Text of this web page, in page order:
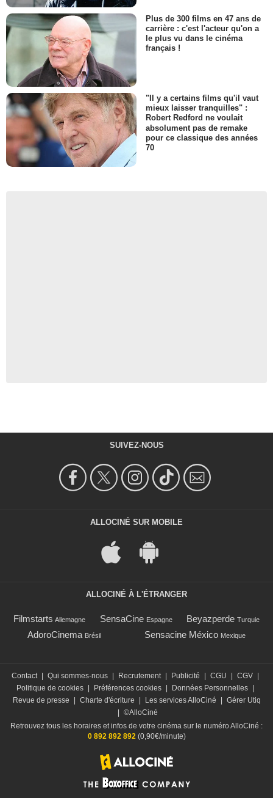
Plus de 300 films en 47 ans de
carrière : c'est l'acteur qu'on a
le plus vu dans le cinéma
français !
"Il y a certains films qu'il vaut
mieux laisser tranquilles" :
Robert Redford ne voulait
absolument pas de remake
pour ce classique des années
70
SUIVEZ-NOUS
ALLOCINÉ SUR MOBILE
ALLOCINÉ À L'ÉTRANGER
Filmstarts Allemagne SensaCine Espagne Beyazperde Turquie
AdoroCinema Brésil Sensacine México Mexique
Contact | Qui sommes-nous | Recrutement | Publicité | CGU | CGV |
Politique de cookies | Préférences cookies | Données Personnelles |
Revue de presse
| Charte d'écriture | Les services AlloCiné | Gérer Utiq
| ©AlloCiné
Retrouvez tous les horaires et infos de votre cinéma sur le numéro AlloCiné :
0 892 892 892 (0,90€/minute)